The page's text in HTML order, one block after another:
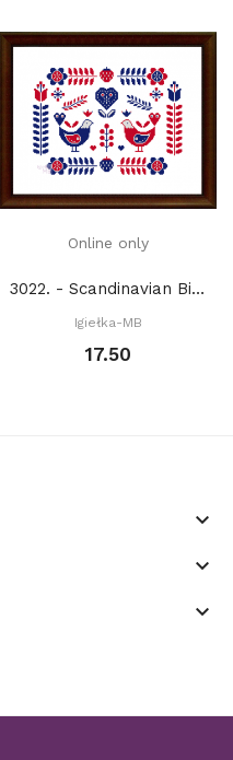
Online only
3022. - Scandinavian Birds (PDF)
Igiełka-MB
17.50
keyboard_arrow_down
keyboard_arrow_down
keyboard_arrow_down